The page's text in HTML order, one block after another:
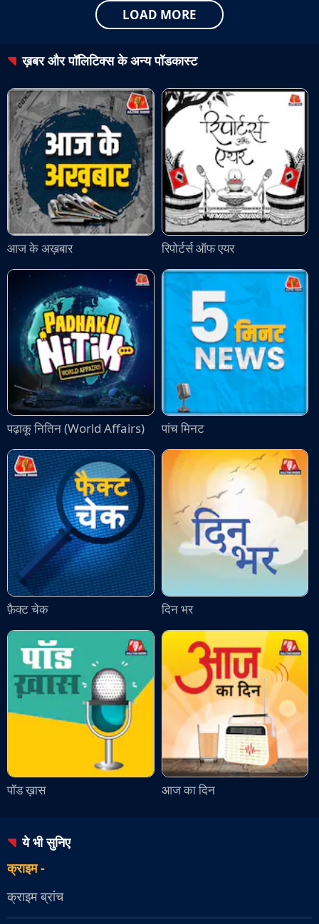
LOAD MORE
ख़बर और पॉलिटिक्सके अन्य पॉडकास्ट
आज के अख़बार रिपोर्टर्स ऑफ एयर
पढ़ाकू नितिन (World Affairs) पांच मिनट
फ़ैक्ट चेक दिन भर
पॉड ख़ास आज का दिन
ये भी सुनिए
क्राइम-
क्राइम ब्रांच